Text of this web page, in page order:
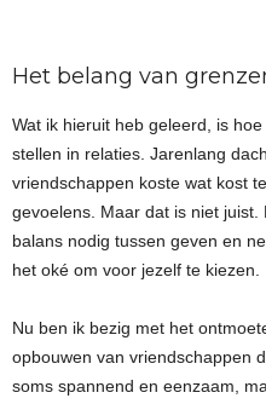
Het belang van
Wat ik hieruit heb geleerd, is
stellen in relaties. Jarenlang
vriendschappen koste wat kost
gevoelens. Maar dat is niet
balans nodig tussen geven en
het oké om voor jezelf te kiezen.
Nu ben ik bezig met het
opbouwen van vriendschappen
soms spannend en eenzaam,